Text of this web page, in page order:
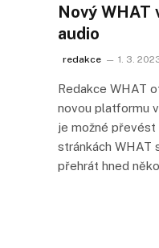
Nový WHAT
audio
redakce 1. 3.
Redakce WHAT
novou platformu
je možné
stránkách WHAT
přehrát hned